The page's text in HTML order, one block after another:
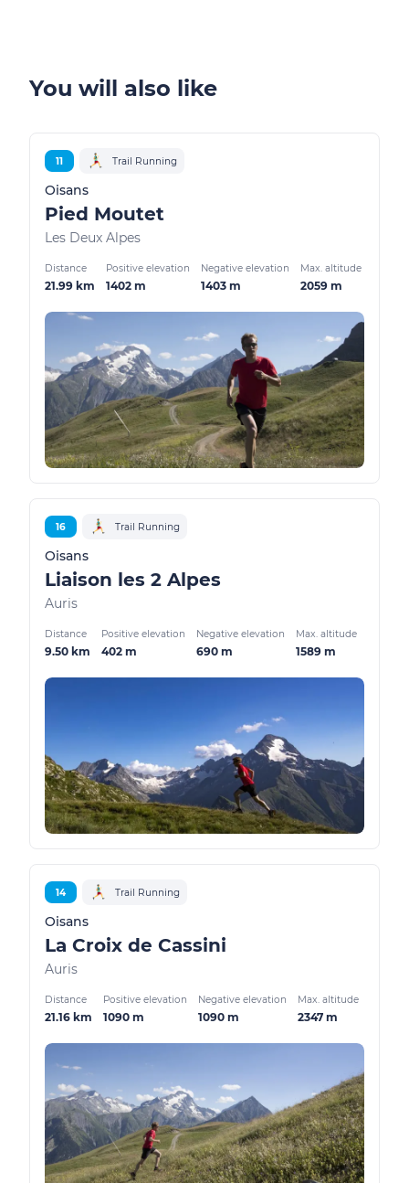
You will also like
11 Trail Running
Oisans
Pied Moutet
Les Deux Alpes
Distance
21.99 km
Positive elevation
1402 m
Negative elevation
1403 m
Max. altitude
2059 m
16 Trail Running
Oisans
Liaison les 2 Alpes
Auris
Distance
9.50 km
Positive elevation
402 m
Negative elevation
690 m
Max. altitude
1589 m
14 Trail Running
Oisans
La Croix de Cassini
Auris
Distance
21.16 km
Positive elevation
1090 m
Negative elevation
1090 m
Max. altitude
2347 m